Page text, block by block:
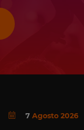
7Agosto 2026